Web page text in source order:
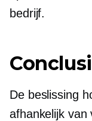
bedrijf.
De beslissing
afhankelijk van